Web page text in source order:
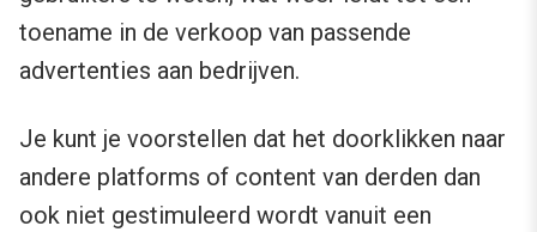
toename in de verkoop van passende
advertenties aan bedrijven.
Je kunt je voorstellen dat het doorklikken naar
andere platforms of content van derden dan
ook niet gestimuleerd wordt vanuit een